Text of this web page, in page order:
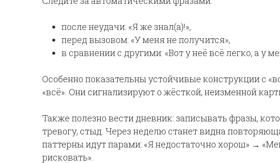
после неудачи: «Я же знал(а)!»,
перед вызовом: «У меня не получится»,
в сравнении с другими: «Вот у неё всё легко, а у
Особенно показательны устойчивые конструкции с
«всё». Они сигнализируют о жёсткой, неизменной
Также полезно вести дневник: записывать фразы,
тревогу, стыд. Через неделю станет видна
паттерны идут парами: «Я недостаточно хорош» →
рисковать».